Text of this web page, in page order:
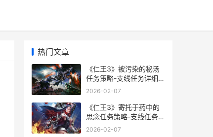
热门文章
《仁王3》被污染的秘汤
任务策略-支线任务详细流
程解析 仁王 3a
2026-02-07
《仁王3》寄托于药中的
思念任务策略-支线任务流
程详细解答 仁王3剧情
2026-02-07